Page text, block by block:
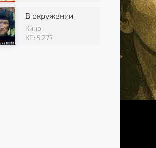
В окружении
Кино
КП: 5.277